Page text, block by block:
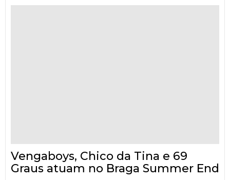
Vengaboys, Chico da Tina e 69
Graus atuam no Braga Summer End